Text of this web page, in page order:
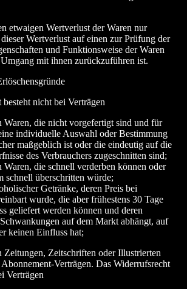
etwaigen Wertverlust der Waren nur
Wertverlust auf einen zur Prüfung der
und Funktionsweise der Waren
mit ihnen zurückzuführen ist.
nicht bei Verträgen
die nicht vorgefertigt sind und für
individuelle Auswahl oder Bestimmung
maßgeblich ist oder die eindeutig auf die
des Verbrauchers zugeschnitten sind;
die schnell verderben können oder
schnell überschritten würde;
Getränke, deren Preis bei
wurde, die aber frühestens 30 Tage
geliefert werden können und deren
auf dem Markt abhängt, auf
keinen Einfluss hat;
Zeitschriften oder Illustrierten
Verträgen. Das Widerrufsrecht
Verträgen